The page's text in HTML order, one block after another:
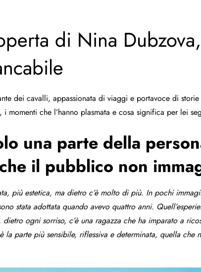
di Nina
dei cavalli, appassionata di viaggi e portavoce di
momenti che l’hanno plasmata e cosa significa per lei
una parte della
il pubblico non
più estetica, ma dietro c’è molto di più. In pochi
stata adottata quando avevo quattro anni.
ogni sorriso, c’è una ragazza che ha imparato a
parte più sensibile, riflessiva e determinata, quella che